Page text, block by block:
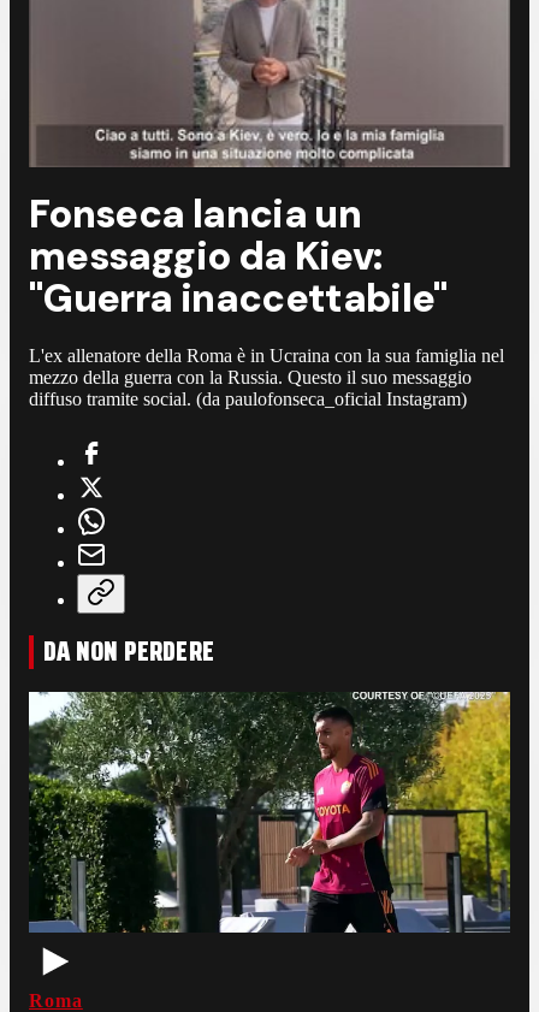
Fonseca lancia un
messaggio da Kiev:
"Guerra inaccettabile"
L'ex allenatore della Roma è in Ucraina con la sua famiglia nel
mezzo della guerra con la Russia. Questo il suo messaggio
diffuso tramite social. (da paulofonseca_oficial Instagram)
DA NON PERDERE
Roma